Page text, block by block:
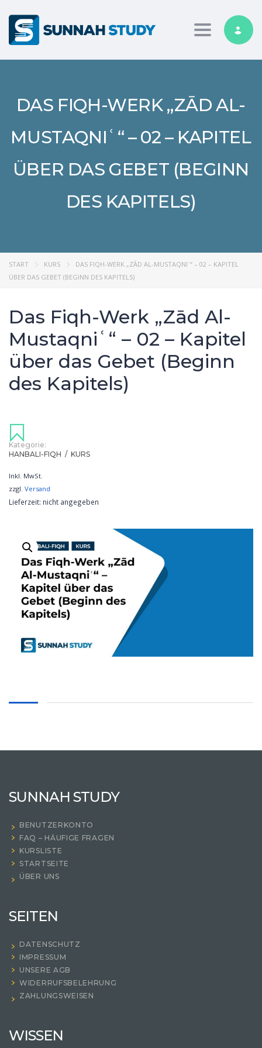
Toggle
DAS FIQH-WERK „ZĀD AL-
MUSTAQNIʿ“ – 02 – KAPITEL
ÜBER DAS GEBET (BEGINN
DES KAPITELS)
START KURS
DAS FIQH-WERK „ZĀD AL-MUSTAQNIʿ“ – 02 – KAPITEL
ÜBER DAS GEBET (BEGINN DES KAPITELS)
Das Fiqh-Werk „Zād Al-
Mustaqniʿ“ – 02 – Kapitel
über das Gebet (Beginn
des Kapitels)
Kategorie:
HANBALI-FIQH / KURS
Inkl. MwSt.
zzgl. Versand
Lieferzeit: nicht angegeben
SUNNAH STUDY
BENUTZERKONTO
FAQ – HÄUFIGE FRAGEN
KURSLISTE
STARTSEITE
ÜBER UNS
SEITEN
DATENSCHUTZ
IMPRESSUM
UNSERE AGB
WIDERRUFSBELEHRUNG
ZAHLUNGSWEISEN
WISSEN